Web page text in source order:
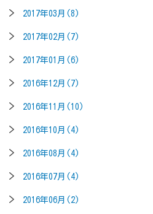
2017年03月(8)
2017年02月(7)
2017年01月(6)
2016年12月(7)
2016年11月(10)
2016年10月(4)
2016年08月(4)
2016年07月(4)
2016年06月(2)